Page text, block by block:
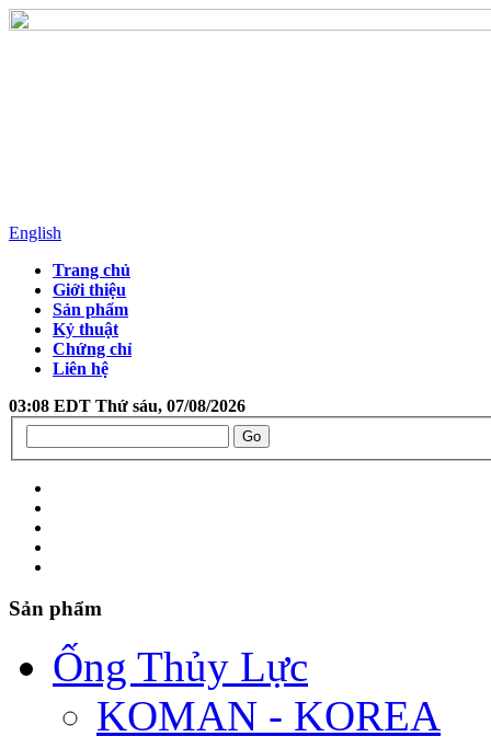
English
Trang chủ
Giới thiệu
Sản phẩm
Kỷ thuật
Chứng chỉ
Liên hệ
03:08 EDT Thứ sáu, 07/08/2026
Sản phẩm
Ống Thủy Lực
KOMAN - KOREA